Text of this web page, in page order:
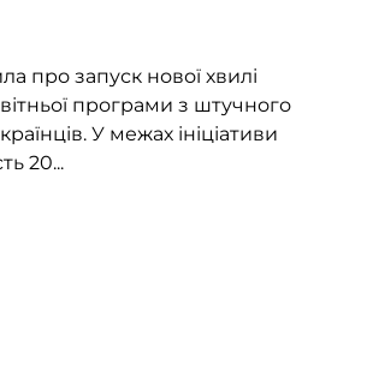
про запуск нової хвилі
програми з штучного
У межах ініціативи
20...